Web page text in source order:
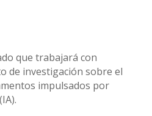
que trabajará con
de investigación sobre el
impulsados por